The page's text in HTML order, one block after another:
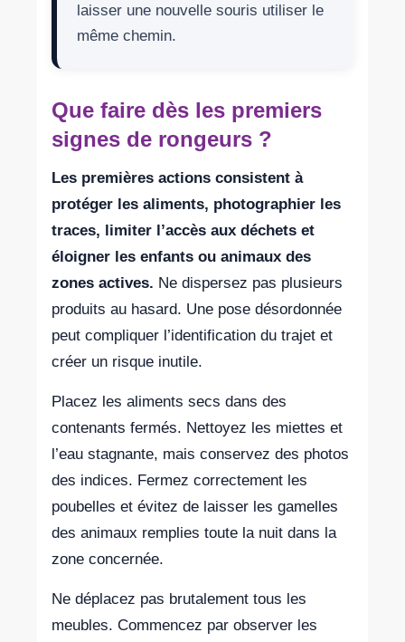
laisser une nouvelle souris utiliser le
même chemin.
Que faire dès les premiers
signes de rongeurs ?
Les premières actions consistent à
protéger les aliments, photographier les
traces, limiter l’accès aux déchets et
éloigner les enfants ou animaux des
zones actives. Ne dispersez pas plusieurs
produits au hasard. Une pose désordonnée
peut compliquer l’identification du trajet et
créer un risque inutile.
Placez les aliments secs dans des
contenants fermés. Nettoyez les miettes et
l’eau stagnante, mais conservez des photos
des indices. Fermez correctement les
poubelles et évitez de laisser les gamelles
des animaux remplies toute la nuit dans la
zone concernée.
Ne déplacez pas brutalement tous les
meubles. Commencez par observer les